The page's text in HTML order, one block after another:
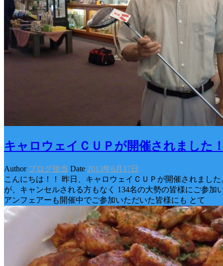
キャロウェイＣＵＰが開催されました
Author ブログ担当 Date 2013年6月17日
こんにちは！！ 昨日、キャロウェイＣＵＰが開催されまし
が、キャンセルされる方もなく 134名の大勢の皆様にご参加
アンフェアーも開催中でご参加いただいた皆様にも とて